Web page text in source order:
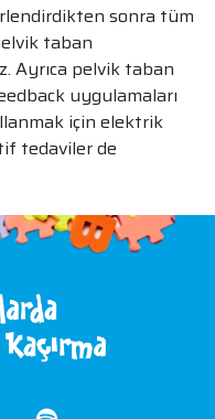
sonra tüm
taban
Ayrıca pelvik taban
uygulamaları
için elektrik
tedaviler de